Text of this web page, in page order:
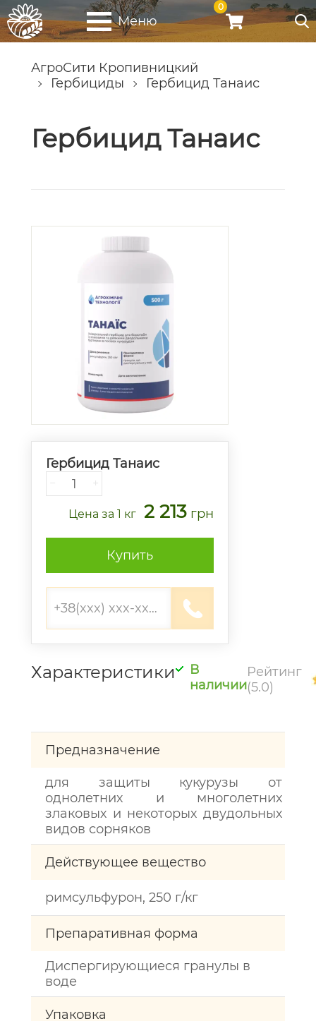
Меню
0
АгроСити Кропивницкий
Гербициды
Гербицид Танаис
Гербицид Танаис
Гербицид Танаис
− +
Цена за 1 кг 2 213 грн
Купить
Характеристики
В
наличии
Рейтинг
(5.0)
Предназначение
для защиты кукурузы от
однолетних и многолетних
злаковых и некоторых двудольных
видов сорняков
Действующее вещество
римсульфурон, 250 г/кг
Препаративная форма
Диспергирующиеся гранулы в
воде
Упаковка